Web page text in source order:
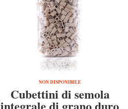
NON DISPONIBILE
Cubettini di semola